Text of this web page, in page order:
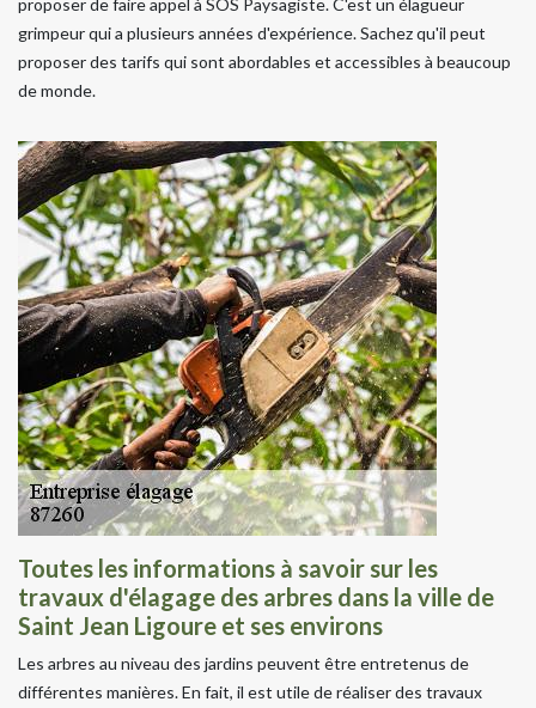
proposer de faire appel à SOS Paysagiste. C'est un élagueur
grimpeur qui a plusieurs années d'expérience. Sachez qu'il peut
proposer des tarifs qui sont abordables et accessibles à beaucoup
de monde.
Toutes les informations à savoir sur les
travaux d'élagage des arbres dans la ville de
Saint Jean Ligoure et ses environs
Les arbres au niveau des jardins peuvent être entretenus de
différentes manières. En fait, il est utile de réaliser des travaux